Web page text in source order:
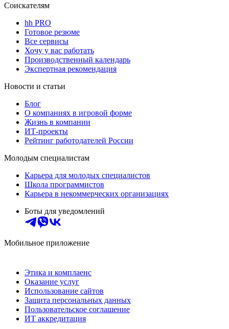
Соискателям
hh PRO
Готовое резюме
Все сервисы
Хочу у вас работать
Производственный календарь
Экспертная рекомендация
Новости и статьи
Блог
О компаниях в игровой форме
Жизнь в компании
ИТ-проекты
Рейтинг работодателей России
Молодым специалистам
Карьера для молодых специалистов
Школа программистов
Карьера в некоммерческих организациях
Боты для уведомлений
Мобильное приложение
Этика и комплаенс
Оказание услуг
Использование сайтов
Защита персональных данных
Пользовательское соглашение
ИТ аккредитация